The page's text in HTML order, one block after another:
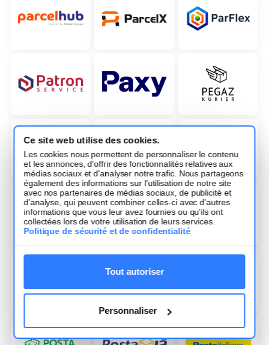
Ce site web utilise des cookies.
Les cookies nous permettent de personnaliser le contenu
et les annonces, d'offrir des fonctionnalités relatives aux
médias sociaux et d'analyser notre trafic. Nous partageons
également des informations sur l'utilisation de notre site
avec nos partenaires de médias sociaux, de publicité et
d'analyse, qui peuvent combiner celles-ci avec d'autres
informations que vous leur avez fournies ou qu'ils ont
collectées lors de votre utilisation de leurs services.
Politique de sécurité et de confidentialité
Tout autoriser
Personnaliser